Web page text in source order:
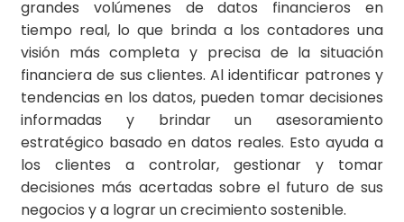
grandes volúmenes de datos financieros en
tiempo real, lo que brinda a los contadores una
visión más completa y precisa de la situación
financiera de sus clientes. Al identificar patrones y
tendencias en los datos, pueden tomar decisiones
informadas y brindar un asesoramiento
estratégico basado en datos reales. Esto ayuda a
los clientes a controlar, gestionar y tomar
decisiones más acertadas sobre el futuro de sus
negocios y a lograr un crecimiento sostenible.